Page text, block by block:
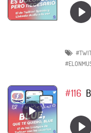
#116